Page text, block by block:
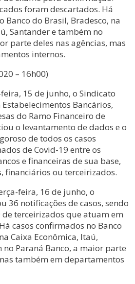
foram descartados. Há
Banco do Brasil, Bradesco, na
Santander e também no
parte deles nas agências, mas
internos.
– 16h00)
15 de junho, o Sindicato
Bancários,
do Ramo Financeiro de
o levantamento de dados e o
de todos os casos
de Covid-19 entre os
e financeiras de sua base,
financiários ou terceirizados.
feira, 16 de junho, o
36 notificações de casos, sendo
de terceirizados que atuam em
casos confirmados no Banco
Caixa Econômica, Itaú,
Paraná Banco, a maior parte
também em departamentos